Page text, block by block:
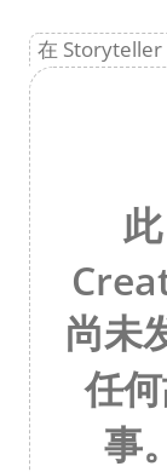
在 Storyteller
此
尚未
任
事。